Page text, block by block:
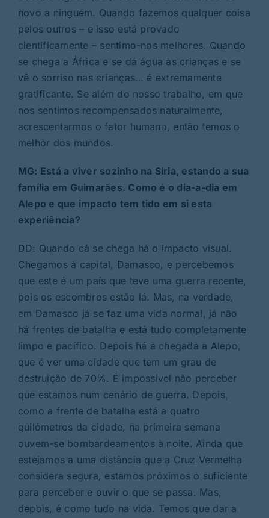
novo a ninguém. Quando fazemos qualquer coisa
pelos outros – e isso está provado
cientificamente – sentimo-nos melhores. Quando
se chega a África e se dá água às crianças e se
vê o sorriso nas crianças… é extremamente
gratificante. Se além do nosso trabalho, em que
nos sentimos recompensados naturalmente,
acrescentarmos o fator humano, então temos o
melhor dos mundos.
MG: Está a viver sozinho na Síria, estando a sua
família em Guimarães. Como é o dia-a-dia em
Alepo e que impacto tem tido em si esta
experiência?
DD: Quando cá se chega há o impacto visual.
Chegamos à capital, Damasco, e percebemos
que este é um país que teve uma guerra recente,
pois os escombros estão lá. Mas, na verdade,
em Damasco já se faz uma vida normal, já não
há frentes de batalha e está tudo completamente
limpo e pacífico. Depois há a chegada a Alepo,
que é ver uma cidade que tem um grau de
destruição de 70%. É impossível não perceber
que estamos num cenário de guerra. Depois,
como a frente de batalha está a quatro
quilómetros da cidade, na primeira semana
ouvem-se bombardeamentos à noite. Ainda que
estejamos a uma distância que a Cruz Vermelha
considera segura, estamos próximos o suficiente
para perceber e ouvir o que se passa. Mas,
depois, é como tudo na vida. Temos que dar a